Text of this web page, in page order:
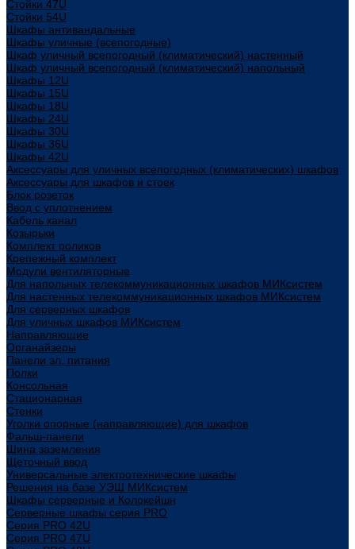
Стойки 47U
Стойки 54U
Шкафы антивандальные
Шкафы уличные (всепогодные)
Шкаф уличный всепогодный (климатический) настенный
Шкаф уличный всепогодный (климатический) напольный
Шкафы 12U
Шкафы 15U
Шкафы 18U
Шкафы 24U
Шкафы 30U
Шкафы 36U
Шкафы 42U
Аксессуары для уличных всепогодных (климатических) шкафов
Аксессуары для шкафов и стоек
Блок розеток
Ввод с уплотнением
Кабель канал
Козырьки
Комплект роликов
Крепежный комплект
Модули вентиляторные
Для напольных телекоммуникационных шкафов МИКсистем
Для настенных телекоммуникационных шкафов МИКсистем
Для серверных шкафов
Для уличных шкафов МИКсистем
Направляющие
Органайзеры
Панели эл. питания
Полки
Консольная
Стационарная
Стенки
Уголки опорные (направляющие) для шкафов
Фальш-панели
Шина заземления
Щеточный ввод
Универсальные электротехнические шкафы
Решения на базе УЭШ МИКсистем
Шкафы серверные и Колокейшн
Серверные шкафы серия PRO
Серия PRO 42U
Серия PRO 47U